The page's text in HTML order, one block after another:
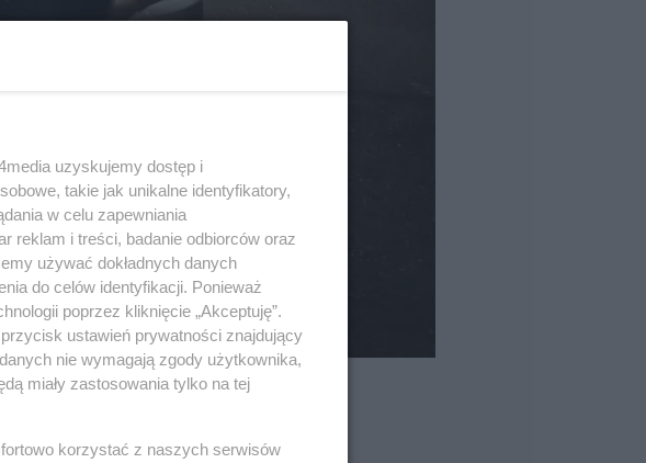
uzyskujemy dostęp i
takie jak unikalne identyfikatory,
w celu zapewniania
reklam i treści, badanie odbiorców oraz
używać dokładnych danych
do celów identyfikacji. Ponieważ
poprzez kliknięcie „Akceptuję”.
ustawień prywatności znajdujący
nie wymagają zgody użytkownika,
miały zastosowania tylko na tej
korzystać z naszych serwisów